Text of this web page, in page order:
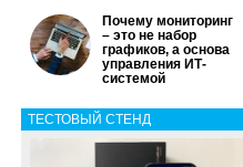
Почему мониторинг
– это не набор
графиков, а основа
управления ИТ-
системой
ТЕСТОВЫЙ СТЕНД